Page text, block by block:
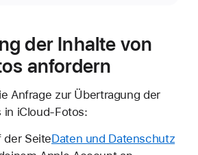
der Inhalte von
anfordern
Anfrage zur Übertragung der
in iCloud-Fotos:
der SeiteDaten und Datenschutz